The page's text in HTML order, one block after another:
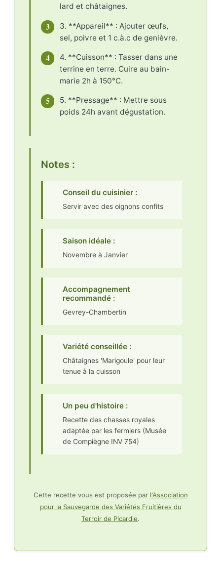
lard et châtaignes.
3
3. **Appareil** : Ajouter œufs,
sel, poivre et 1 c.à.c de genièvre.
4
4. **Cuisson** : Tasser dans une
terrine en terre. Cuire au bain-
marie 2h à 150°C.
5
5. **Pressage** : Mettre sous
poids 24h avant dégustation.
Notes :
Conseil du cuisinier :
Servir avec des oignons confits
Saison idéale :
Novembre à Janvier
Accompagnement
recommandé :
Gevrey-Chambertin
Variété conseillée :
Châtaignes 'Marigoule' pour leur
tenue à la cuisson
Un peu d'histoire :
Recette des chasses royales
adaptée par les fermiers (Musée
de Compiègne INV 754)
Cette recette vous est proposée par l'Association
pour la Sauvegarde des Variétés Fruitières du
Terroir de Picardie.